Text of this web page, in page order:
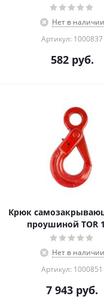
Нет в наличии
Артикул: 1000837
582руб.
Крюк
проушиной TOR
Нет в наличии
Артикул: 1000851
7 943 руб.